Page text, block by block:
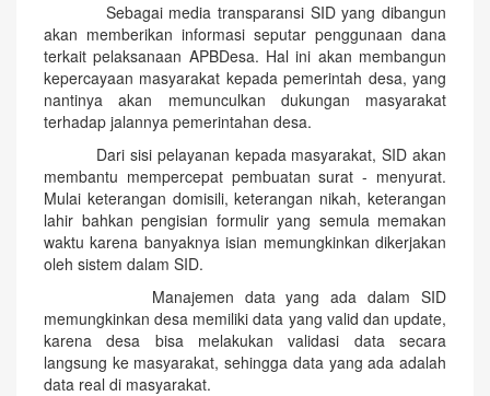
Sebagai media transparansi SID yang dibangun
akan memberikan informasi seputar penggunaan dana
terkait pelaksanaan APBDesa. Hal ini akan membangun
kepercayaan masyarakat kepada pemerintah desa, yang
nantinya akan memunculkan dukungan masyarakat
terhadap jalannya pemerintahan desa.
Dari sisi pelayanan kepada masyarakat, SID akan
membantu mempercepat pembuatan surat - menyurat.
Mulai keterangan domisili, keterangan nikah, keterangan
lahir bahkan pengisian formulir yang semula memakan
waktu karena banyaknya isian memungkinkan dikerjakan
oleh sistem dalam SID.
Manajemen data yang ada dalam SID
memungkinkan desa memiliki data yang valid dan update,
karena desa bisa melakukan validasi data secara
langsung ke masyarakat, sehingga data yang ada adalah
data real di masyarakat.